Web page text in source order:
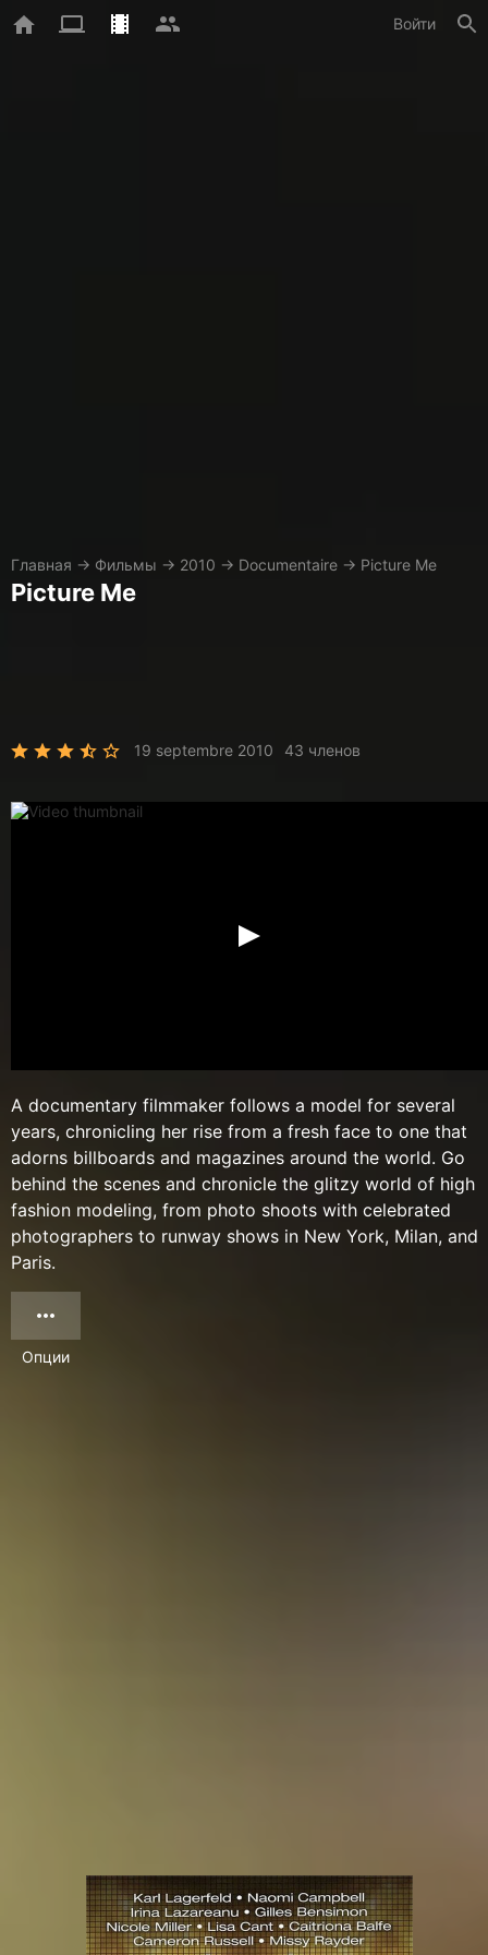
Войти
Главная → Фильмы → 2010 → Documentaire → Picture Me
Picture Me
19 septembre 2010 43 членов
A documentary filmmaker follows a model for several
years, chronicling her rise from a fresh face to one that
adorns billboards and magazines around the world. Go
behind the scenes and chronicle the glitzy world of high
fashion modeling, from photo shoots with celebrated
photographers to runway shows in New York, Milan, and
Paris.
Опции